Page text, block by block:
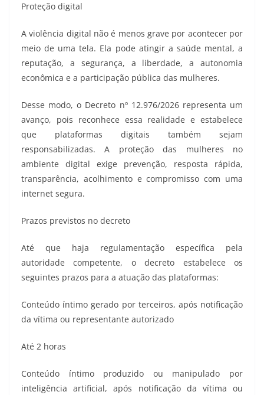
Proteção digital
A violência digital não é menos grave por acontecer por
meio de uma tela. Ela pode atingir a saúde mental, a
reputação, a segurança, a liberdade, a autonomia
econômica e a participação pública das mulheres.
Desse modo, o Decreto nº 12.976/2026 representa um
avanço, pois reconhece essa realidade e estabelece
que plataformas digitais também sejam
responsabilizadas. A proteção das mulheres no
ambiente digital exige prevenção, resposta rápida,
transparência, acolhimento e compromisso com uma
internet segura.
Prazos previstos no decreto
Até que haja regulamentação específica pela
autoridade competente, o decreto estabelece os
seguintes prazos para a atuação das plataformas:
Conteúdo íntimo gerado por terceiros, após notificação
da vítima ou representante autorizado
Até 2 horas
Conteúdo íntimo produzido ou manipulado por
inteligência artificial, após notificação da vítima ou